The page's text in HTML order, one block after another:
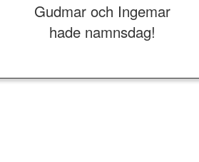
Gudmar och Ingemar
hade namnsdag!